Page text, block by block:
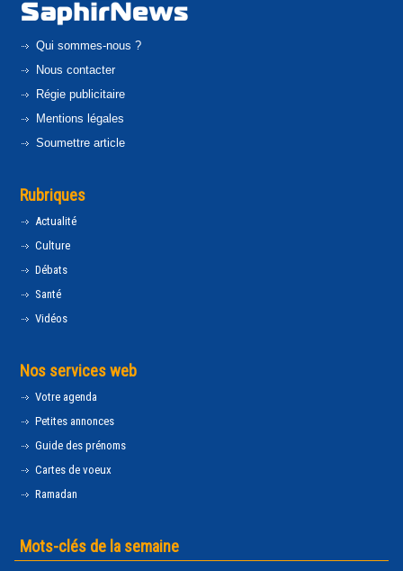
Qui sommes-nous ?
Nous contacter
Régie publicitaire
Mentions légales
Soumettre article
Rubriques
Actualité
Culture
Débats
Santé
Vidéos
Nos services web
Votre agenda
Petites annonces
Guide des prénoms
Cartes de voeux
Ramadan
Mots-clés de la semaine